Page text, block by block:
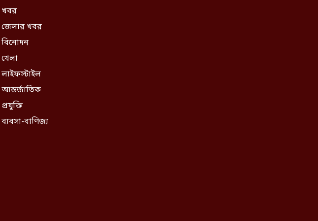
খবর
জেলার খবর
বিনোদন
খেলা
লাইফস্টাইল
আন্তর্জাতিক
প্রযুক্তি
ব্যবসা-বাণিজ্য